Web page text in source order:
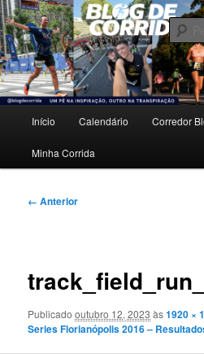
Pular
para
o
conteúdo
principalBlog de Corrida
Um pé na inspiração, outro na
principal
Início Calendário Corredor
Minha Corrida
Navegação
← Anterior
Publicadooutubro 12, 2023 às1920 ×
Series Florianópolis 2016 –